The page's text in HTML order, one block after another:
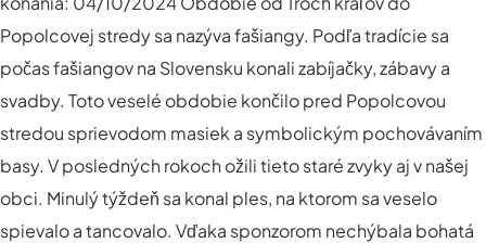
Popolcovej stredy sa nazýva fašiangy. Podľa tradície sa
počas fašiangov na Slovensku konali zabíjačky, zábavy a
svadby. Toto veselé obdobie končilo pred Popolcovou
stredou sprievodom masiek a symbolickým pochovávaním
basy. V posledných rokoch ožili tieto staré zvyky aj v našej
obci. Minulý týždeň sa konal ples, na ktorom sa veselo
spievalo a tancovalo. Vďaka sponzorom nechýbala bohatá